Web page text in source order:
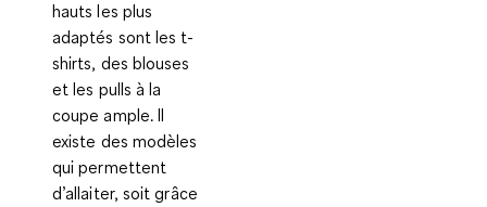
hauts les plus
adaptés sont les t-
shirts, des blouses
et les pulls à la
coupe ample. Il
existe des modèles
qui permettent
d’allaiter, soit grâce